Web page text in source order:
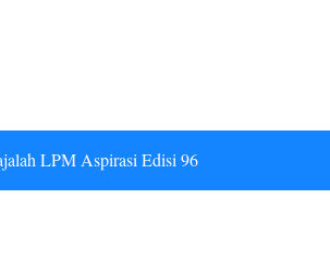
LPM Aspirasi Edisi 96